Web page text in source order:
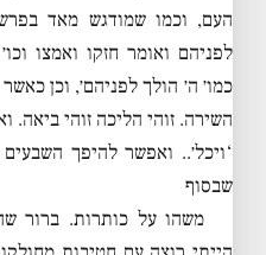
העם, וכמו שמודגש מאד
לפניהם ואומר חזקו ואמצו
כמו׳ ה׳ הולך לפניהם׳, וכן
השירה. זוהי הליכה זוהי ביאה.
‘ויכל׳.. ואפשר להיפך
שבסוף
משהו על כותרות. ברור